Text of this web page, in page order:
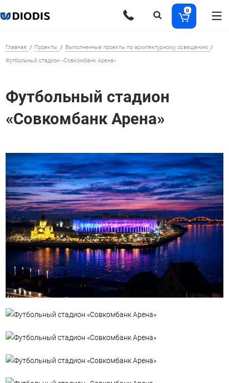
0
Главная Проекты
Выполненные проекты по архитектурному освещению
Футбольный стадион «Совкомбанк Арена»
Футбольный стадион
«Совкомбанк Арена»